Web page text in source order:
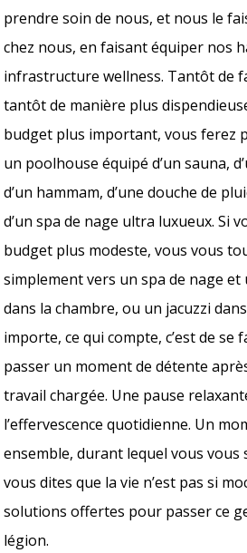
prendre soin de nous, et nous le
chez nous, en faisant équiper nos
infrastructure wellness. Tantôt de
tantôt de manière plus
budget plus important, vous ferez
un poolhouse équipé d’un sauna,
d’un hammam, d’une douche de
d’un spa de nage ultra luxueux. Si
budget plus modeste, vous vous
simplement vers un spa de nage
dans la chambre, ou un jacuzzi
importe, ce qui compte, c’est de
passer un moment de détente
travail chargée. Une pause
l’effervescence quotidienne. Un
ensemble, durant lequel vous vous
vous dites que la vie n’est pas si
solutions offertes pour passer ce
légion.